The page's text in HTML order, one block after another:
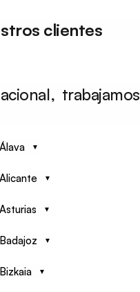
clientes
trabajamos
Álava
Alicante
Asturias
Badajoz
Bizkaia